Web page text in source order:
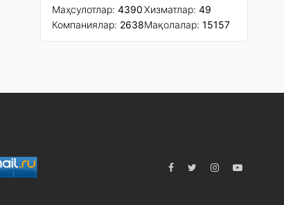
Маҳсулотлар: 4390
Компаниялар: 2638
Xизматлар: 49
Мақолалар: 15157